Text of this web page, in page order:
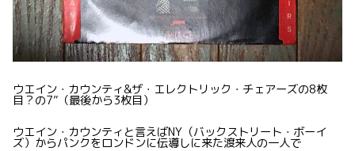
ウエイン・カウンティ&ザ・エレクトリック・チェアーズの8枚
目？の7”（最後から3枚目）
ウエイン・カウンティと言えばNY（バックストリート・ボーイ
ズ）からパンクをロンドンに伝導しに来た渡来人の一人で